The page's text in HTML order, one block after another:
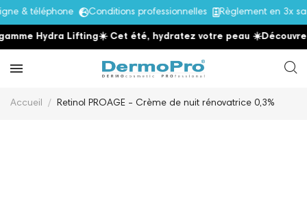
& téléphone Conditions professionnelles Règlement en 3x
Hydra Lifting☀️ Cet été, hydratez votre peau ☀️Découvrez la
Accueil Retinol PROAGE - Crème de nuit rénovatrice 0,3%